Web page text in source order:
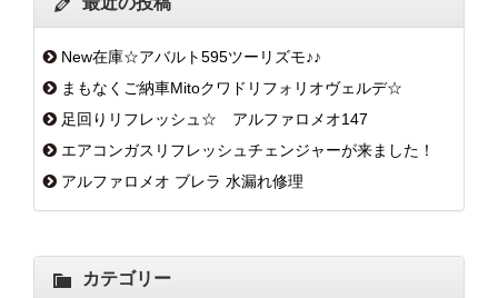
New在庫☆アバルト595ツーリズモ♪♪
まもなくご納車Mitoクワドリフォリオヴェルデ☆
足回りリフレッシュ☆ アルファロメオ147
エアコンガスリフレッシュチェンジャーが来ました！
アルファロメオ ブレラ 水漏れ修理
カテゴリー